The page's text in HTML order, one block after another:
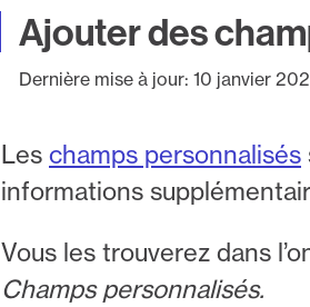
Ajouter des
Dernière mise à jour: 10 janvier
Les champs personnalisés
informations
Vous les trouverez dans
Champs personnalisés.